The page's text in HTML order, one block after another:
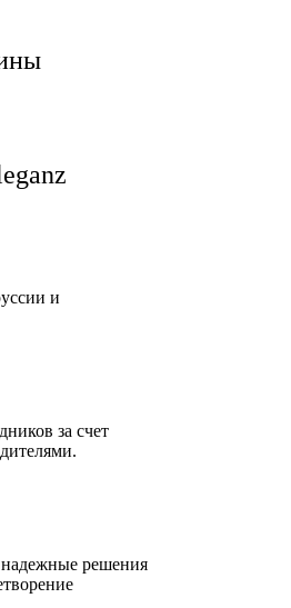
и
за счет
решения